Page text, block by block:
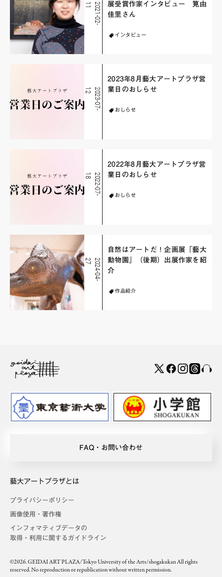
2
0
2
1
-
0
2
-
1
1
展受賞作家インタビュー 筧由
佳里さん
インタビュー
2
0
2
3
-
0
7
-
1
2
2023年8月藝大アートプラザ営
業日のおしらせ
おしらせ
2
0
2
2
-
0
7
-
1
8
2022年8月藝大アートプラザ営
業日のおしらせ
おしらせ
2
0
2
4
-
0
4
-
2
7
自然はアートだ！企画展「藝大
動物園」（後期）出展作家を紹
介
作品紹介
FAQ・お問い合わせ
藝大アートプラザとは
プライバシーポリシー
画像使用・著作権
インフォマティブデータの
取得・利用に関するガイドライン
©2026. GEIDAI ART PLAZA/Tokyo University of the Arts/shogakukan All rights
reserved. No reproduction or republication without written permission.